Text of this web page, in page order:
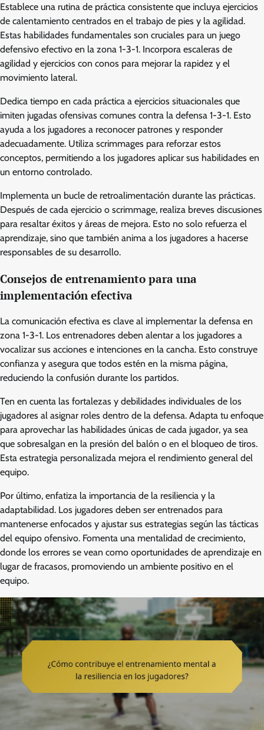
Establece una rutina de práctica consistente que incluya ejercicios
de calentamiento centrados en el trabajo de pies y la agilidad.
Estas habilidades fundamentales son cruciales para un juego
defensivo efectivo en la zona 1-3-1. Incorpora escaleras de
agilidad y ejercicios con conos para mejorar la rapidez y el
movimiento lateral.
Dedica tiempo en cada práctica a ejercicios situacionales que
imiten jugadas ofensivas comunes contra la defensa 1-3-1. Esto
ayuda a los jugadores a reconocer patrones y responder
adecuadamente. Utiliza scrimmages para reforzar estos
conceptos, permitiendo a los jugadores aplicar sus habilidades en
un entorno controlado.
Implementa un bucle de retroalimentación durante las prácticas.
Después de cada ejercicio o scrimmage, realiza breves discusiones
para resaltar éxitos y áreas de mejora. Esto no solo refuerza el
aprendizaje, sino que también anima a los jugadores a hacerse
responsables de su desarrollo.
Consejos de entrenamiento para una
implementación efectiva
La comunicación efectiva es clave al implementar la defensa en
zona 1-3-1. Los entrenadores deben alentar a los jugadores a
vocalizar sus acciones e intenciones en la cancha. Esto construye
confianza y asegura que todos estén en la misma página,
reduciendo la confusión durante los partidos.
Ten en cuenta las fortalezas y debilidades individuales de los
jugadores al asignar roles dentro de la defensa. Adapta tu enfoque
para aprovechar las habilidades únicas de cada jugador, ya sea
que sobresalgan en la presión del balón o en el bloqueo de tiros.
Esta estrategia personalizada mejora el rendimiento general del
equipo.
Por último, enfatiza la importancia de la resiliencia y la
adaptabilidad. Los jugadores deben ser entrenados para
mantenerse enfocados y ajustar sus estrategias según las tácticas
del equipo ofensivo. Fomenta una mentalidad de crecimiento,
donde los errores se vean como oportunidades de aprendizaje en
lugar de fracasos, promoviendo un ambiente positivo en el
equipo.